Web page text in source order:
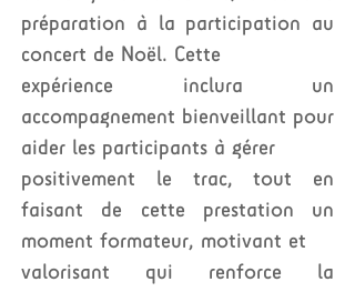
préparation à la participation au
concert de Noël. Cette
expérience inclura un
accompagnement bienveillant pour
aider les participants à gérer
positivement le trac, tout en
faisant de cette prestation un
moment formateur, motivant et
valorisant qui renforce la